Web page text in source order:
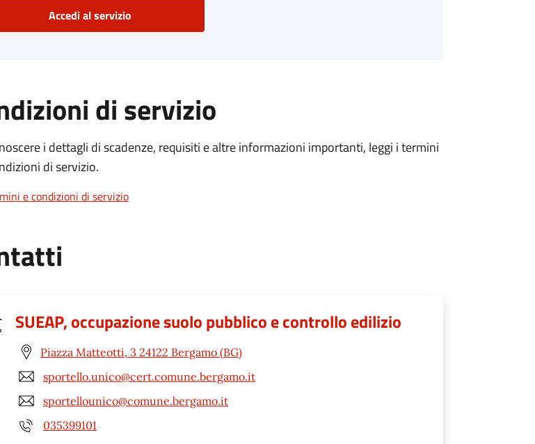
Accedi al servizio
di servizio
i dettagli di scadenze, requisiti e altre informazioni importanti, leggi i termini
di servizio.
e condizioni di servizio
SUEAP, occupazione suolo pubblico e controllo edilizio
Piazza Matteotti, 3 24122 Bergamo (BG)
sportello.unico@cert.comune.bergamo.it
sportellounico@comune.bergamo.it
035399101